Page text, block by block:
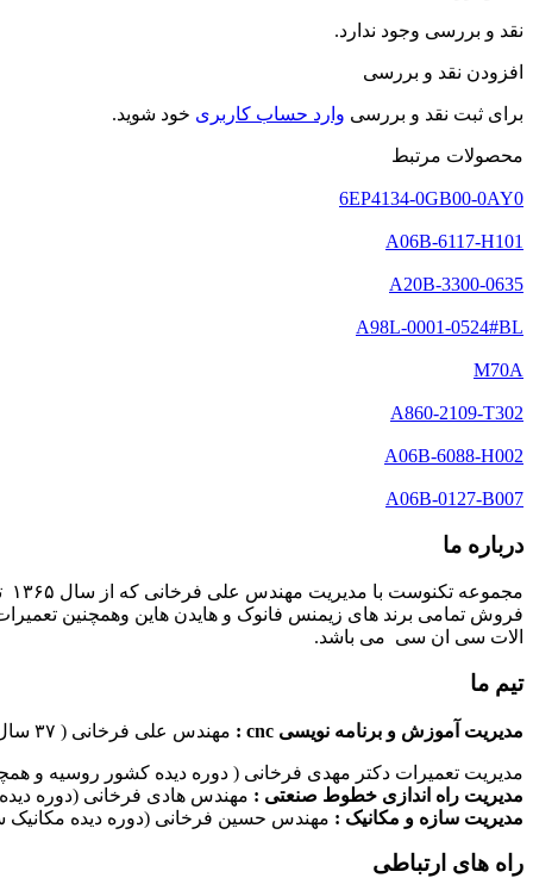
نقد و بررسی وجود ندارد.
افزودن نقد و بررسی
برای ثبت نقد و بررسی وارد حساب کاربری خود شوید.
محصولات مرتبط
6EP4134-0GB00-0AY0
A06B-6117-H101
A20B-3300-0635
A98L-0001-0524#BL
M70A
A860-2109-T302
A06B-6088-H002
A06B-0127-B007
درباره ما
فروش تمامی برند های زیمنس فانوک و هایدن هاین وهمچنین
الات سی ان سی می باشد.
تیم ما
مدیریت آموزش و برنامه نویسی cnc : مهندس علی فرخانی ( ۳۷ سال سابقه کاری در امر برنامه نویسی ماشین های سی ان سی)
مدیریت تعمیرات دکتر مهدی فرخانی ( دوره دیده کشور روسیه و
مدیریت راه اندازی خطوط صنعتی : مهندس هادی فرخانی (دوره
مدیریت سازه و مکانیک : مهندس حسین فرخانی (دوره دیده مکانیک
راه های ارتباطی